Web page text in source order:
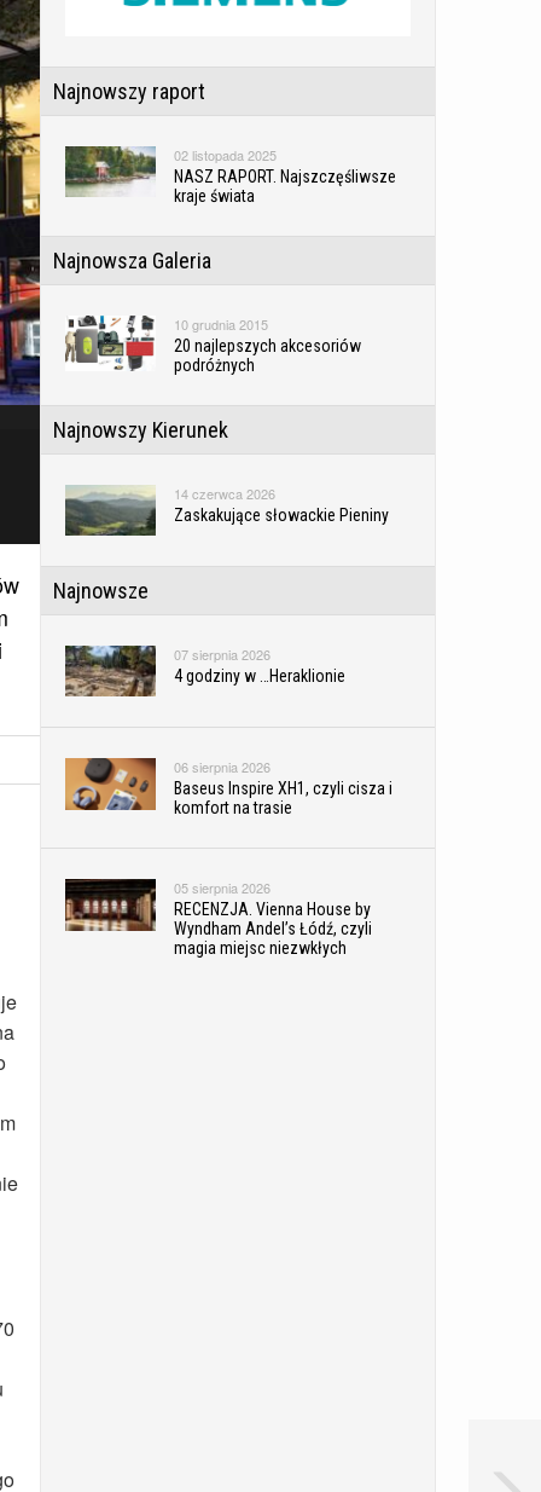
Najnowszy raport
02 listopada 2025
NASZ RAPORT. Najszczęśliwsze
kraje świata
Najnowsza Galeria
10 grudnia 2015
20 najlepszych akcesoriów
podróżnych
Najnowszy Kierunek
14 czerwca 2026
Zaskakujące słowackie Pieniny
Najnowsze
07 sierpnia 2026
4 godziny w …Heraklionie
06 sierpnia 2026
Baseus Inspire XH1, czyli cisza i
komfort na trasie
05 sierpnia 2026
RECENZJA. Vienna House by
Wyndham Andel’s Łódź, czyli
magia miejsc niezwkłych